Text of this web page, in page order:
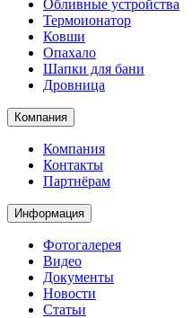
Обливные устройства
Термоионатор
Ковши
Опахало
Шапки для бани
Дровница
Компания
Компания
Контакты
Партнёрам
Информация
Фотогалерея
Видео
Документы
Новости
Статьи